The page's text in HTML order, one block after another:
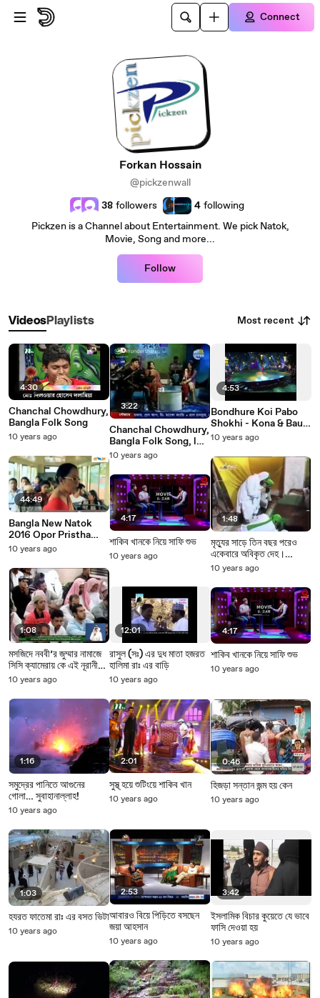
Skip to main content
Connect
Forkan Hossain
@pickzenwall
38 followers 4 following
Pickzen is a Channel about Entertainment. We pick Natok,
Movie, Song and more...
Follow
VideosPlaylists Most recent
4:30
Chanchal Chowdhury,
Bangla Folk Song
10 years ago
44:49
Bangla New Natok
2016 Opor Pristha
Droshtobbo ft
10 years ago
1:08
মসজিদে নববী’র জুম্মার নামাজে
সিসি ক্যামেরায় কে এই নূরানী
চেহারার মানুষ না ফেরেশতা
10 years ago
1:16
সমুদ্রের পানিতে আগুনের
গোলা… সুবাহানাল্লাহ!
10 years ago
1:03
হযরত ফাতেমা রাঃ এর বসত ভিটা
10 years ago
3:22
Chanchal Chowdhury,
Bangla Folk Song, l
Phul Gachti
10 years ago
4:17
শাকিব খানকে নিয়ে সাফি শুভ
10 years ago
12:01
রাসুল (সঃ) এর দুধ মাতা হজরত
হালিমা রাঃ এর বাড়ি
10 years ago
2:01
সুস্থ্ হয়ে শুটিংয়ে শাকিব খান
10 years ago
2:53
আবারও বিয়ে পিড়িতে বসছেন
জয়া আহসান
10 years ago
4:53
Bondhure Koi Pabo
Shokhi - Kona & Baul
Shofi Mondhol -
10 years ago
1:48
মৃত্যুর সাড়ে তিন বছর পরেও
একেবারে অবিকৃত দেহ।
সুবাহানাল্লাহ!
10 years ago
4:17
শাকিব খানকে নিয়ে সাফি শুভ
10 years ago
0:46
হিজড়া সন্তান জন্ম হয় কেন
10 years ago
3:42
ইসলামিক বিচার কুয়েতে যে ভাবে
ফাসি দেওয়া হয়
10 years ago